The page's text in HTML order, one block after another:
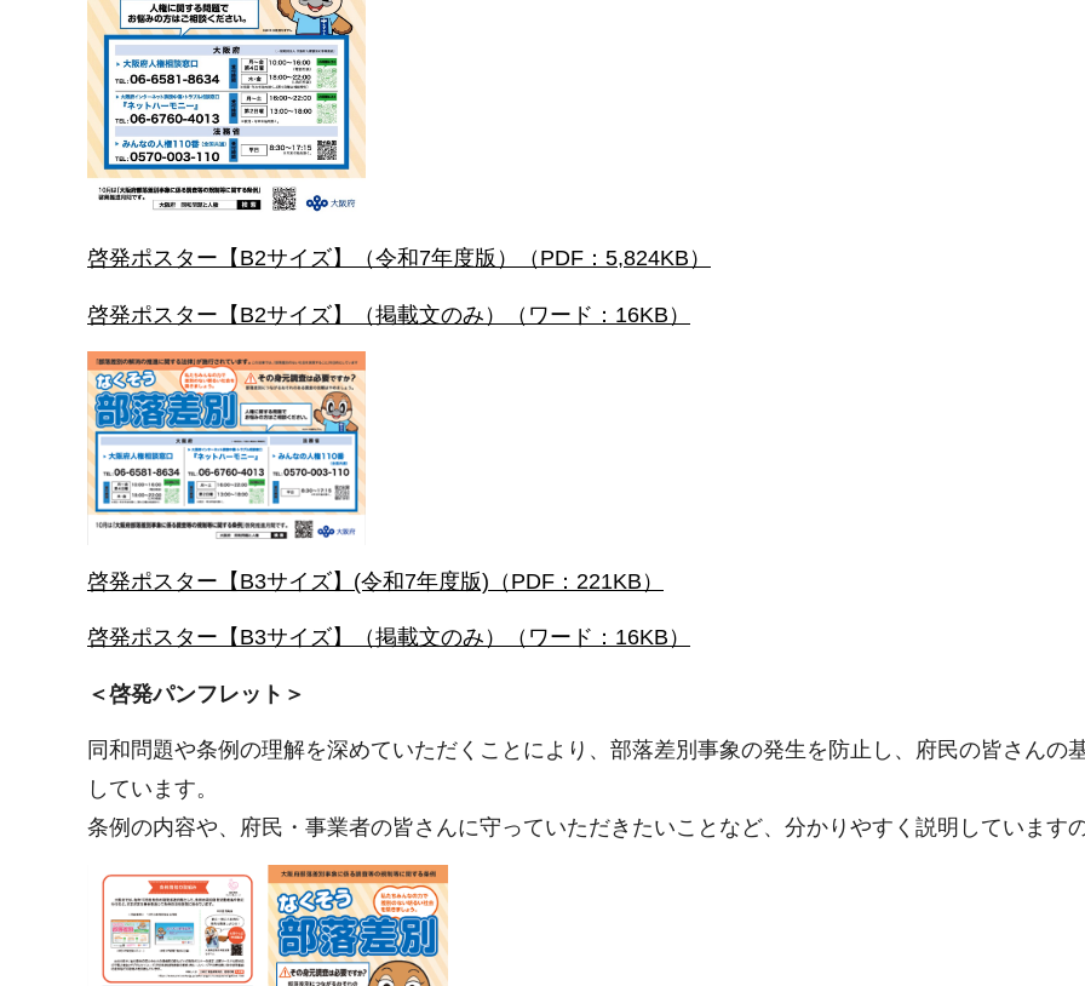
啓発ポスター【B2サイズ】（令和7年度版）（PDF：5,824KB）
啓発ポスター【B2サイズ】（掲載文のみ）（ワード：16KB）
啓発ポスター【B3サイズ】(令和7年度版)（PDF：221KB）
啓発ポスター【B3サイズ】（掲載文のみ）（ワード：16KB）
＜啓発パンフレット＞
同和問題や条例の理解を深めていただくことにより、部落差別事象の発生を防止し、府民の皆さんの
しています。
条例の内容や、府民・事業者の皆さんに守っていただきたいことなど、分かりやすく説明しています